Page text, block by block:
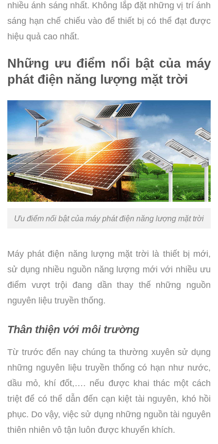
nhiều ánh sáng nhất. Không lắp đặt những vị trí ánh
sáng hạn chế chiếu vào để thiết bị có thể đạt được
hiệu quả cao nhất.
Những ưu điểm nổi bật của máy
phát điện năng lượng mặt trời
Ưu điểm nổi bật của máy phát điện năng lượng mặt trời
Máy phát điện năng lượng mặt trời là thiết bị mới,
sử dụng nhiều nguồn năng lượng mới với nhiều ưu
điểm vượt trội đang dần thay thế những nguồn
nguyên liệu truyền thống.
Thân thiện với môi trường
Từ trước đến nay chúng ta thường xuyên sử dụng
những nguyên liệu truyền thống có hạn như nước,
dầu mỏ, khí đốt,…. nếu được khai thác một cách
triệt để có thể dẫn đến cạn kiệt tài nguyên, khó hồi
phục. Do vậy, việc sử dụng những nguồn tài nguyên
thiên nhiên vô tận luôn được khuyến khích.